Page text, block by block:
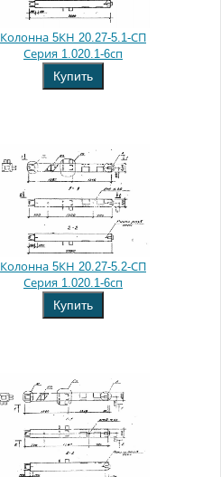
Колонна 5КН 20.27-5.1-СП
Серия 1.020.1-6сп
Купить
Колонна 5КН 20.27-5.2-СП
Серия 1.020.1-6сп
Купить